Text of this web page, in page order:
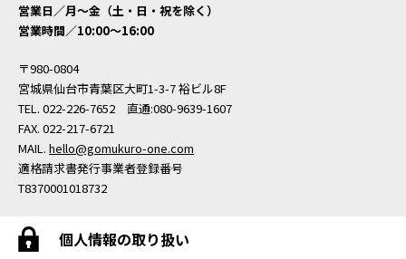
営業日／月〜金（土・日・祝を除く）
営業時間／10:00〜16:00
〒980-0804
宮城県仙台市青葉区大町1-3-7 裕ビル8F
TEL. 022-226-7652 直通:080-9639-1607
FAX. 022-217-6721
MAIL. hello@gomukuro-one.com
適格請求書発行事業者登録番号
T8370001018732
個人情報の取り扱い